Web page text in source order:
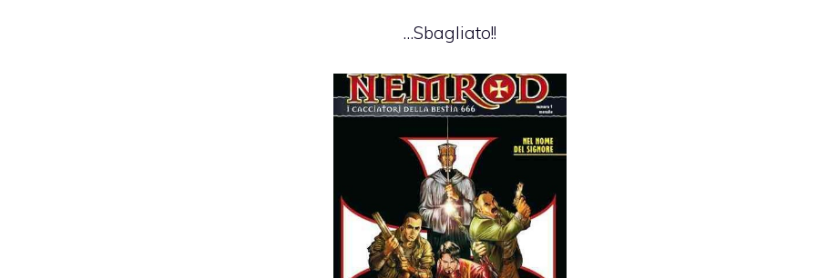
…Sbagliato!!